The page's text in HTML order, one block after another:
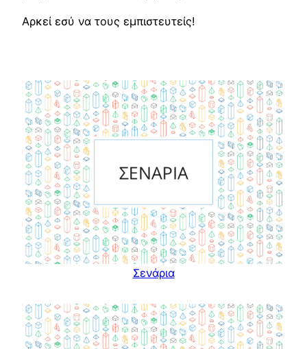
Αρκεί εσύ να τους εμπιστευτείς!
Σενάρια